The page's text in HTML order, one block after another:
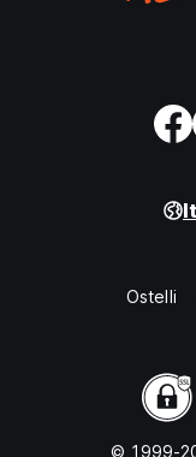
Ostelli
© 1999-